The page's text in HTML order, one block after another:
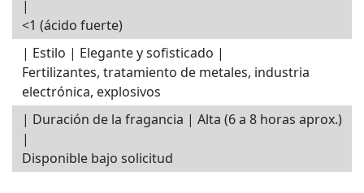
|
<1 (ácido fuerte)
| Estilo | Elegante y sofisticado |
Fertilizantes, tratamiento de metales, industria
electrónica, explosivos
| Duración de la fragancia | Alta (6 a 8 horas aprox.)
|
Disponible bajo solicitud